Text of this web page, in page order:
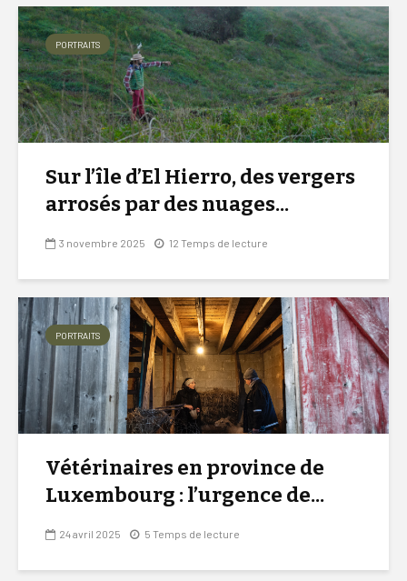
PORTRAITS
Sur l’île d’El Hierro, des vergers
arrosés par des nuages...
3 novembre 2025 12 Temps de lecture
PORTRAITS
Vétérinaires en province de
Luxembourg : l’urgence de...
24 avril 2025 5 Temps de lecture